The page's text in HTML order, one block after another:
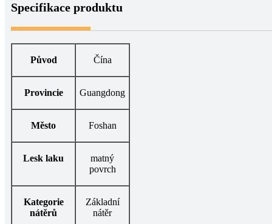
Specifikace produktu
Původ Čína
Provincie Guangdong
Město Foshan
Lesk laku
matný
povrch
Kategorie
nátěrů
Základní
nátěr